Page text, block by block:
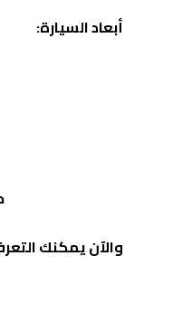
أبعاد السيارة:
والآن يمكنك